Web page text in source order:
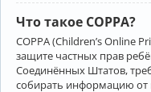
Что такое COPPA?
COPPA (Children’s Online
защите частных прав
Соединённых Штатов,
собирать информацию от